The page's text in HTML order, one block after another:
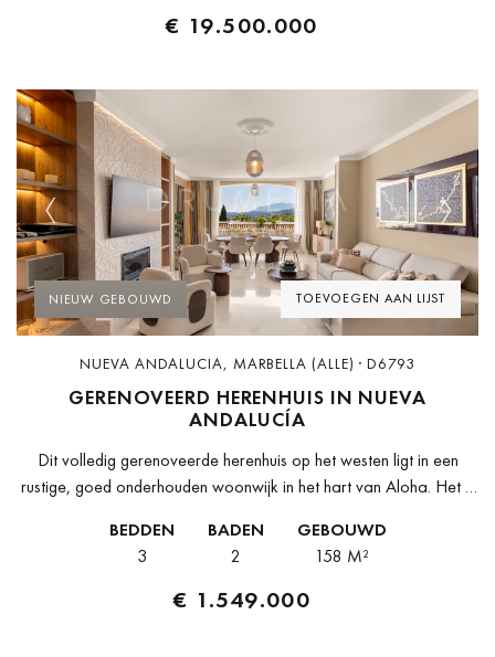
€ 19.500.000
TOEVOEGEN AAN LIJST
Previous Next
NIEUW GEBOUWD
NUEVA ANDALUCIA, MARBELLA (ALLE) · D6793
GERENOVEERD HERENHUIS IN NUEVA
ANDALUCÍA
Dit volledig gerenoveerde herenhuis op het westen ligt in een
rustige, goed onderhouden woonwijk in het hart van Aloha. Het is
dat binnen...
BEDDEN
3
BADEN
2
GEBOUWD
158 M²
€ 1.549.000